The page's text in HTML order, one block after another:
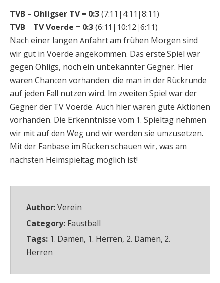
TVB – Ohligser TV = 0:3(7:11|4:11|8:11)
TVB – TV Voerde = 0:3(6:11|10:12|6:11)
Nach einer langen Anfahrt am frühen Morgen sind
wir gut in Voerde angekommen. Das erste Spiel war
gegen Ohligs, noch ein unbekannter Gegner. Hier
waren Chancen vorhanden, die man in der Rückrunde
auf jeden Fall nutzen wird. Im zweiten Spiel war der
Gegner der TV Voerde. Auch hier waren gute Aktionen
vorhanden. Die Erkenntnisse vom 1. Spieltag nehmen
wir mit auf den Weg und wir werden sie umzusetzen.
Mit der Fanbase im Rücken schauen wir, was am
nächsten Heimspieltag möglich ist!
Author:Verein
Category: Faustball
Tags: 1. Damen, 1. Herren, 2. Damen, 2.
Herren